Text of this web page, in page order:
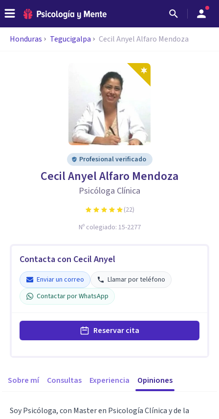
Honduras Tegucigalpa Cecil Anyel Alfaro Mendoza
Profesional verificado
Cecil Anyel Alfaro Mendoza
Psicóloga Clínica
(22)
Nº colegiado: 15-2277
Contacta con Cecil Anyel
Enviar un correo
Llamar por teléfono
Contactar por WhatsApp
Reservar cita
Sobre mí Consultas Experiencia Opiniones
Soy Psicóloga, con Master en Psicología Clínica y de la